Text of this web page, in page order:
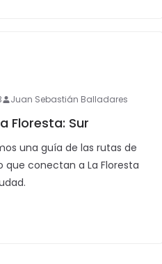
Juan Sebastián Balladares
Floresta: Sur
una guía de las rutas de
que conectan a La Floresta